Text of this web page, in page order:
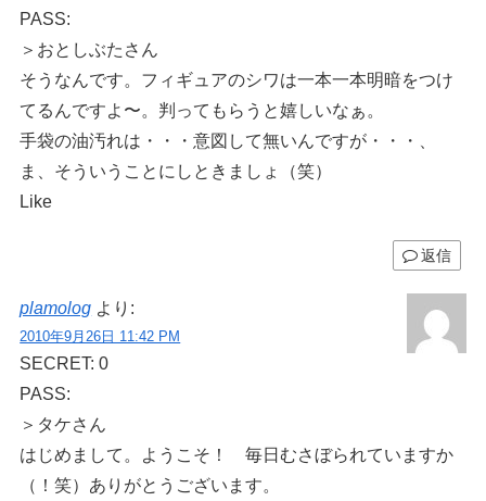
PASS:
＞おとしぶたさん
そうなんです。フィギュアのシワは一本一本明暗をつけ
てるんですよ〜。判ってもらうと嬉しいなぁ。
手袋の油汚れは・・・意図して無いんですが・・・、
ま、そういうことにしときましょ（笑）
Like
返信
plamolog より:
2010年9月26日 11:42 PM
SECRET: 0
PASS:
＞タケさん
はじめまして。ようこそ！ 毎日むさぼられていますか
（！笑）ありがとうございます。